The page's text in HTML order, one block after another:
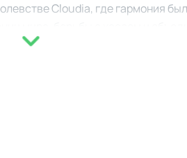
Cloudia, где гармония
из которых имеет свои